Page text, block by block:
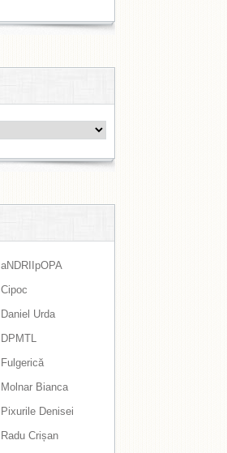
aNDRIIpOPA
Cipoc
Daniel Urda
DPMTL
Fulgerică
Molnar Bianca
Pixurile Denisei
Radu Crișan